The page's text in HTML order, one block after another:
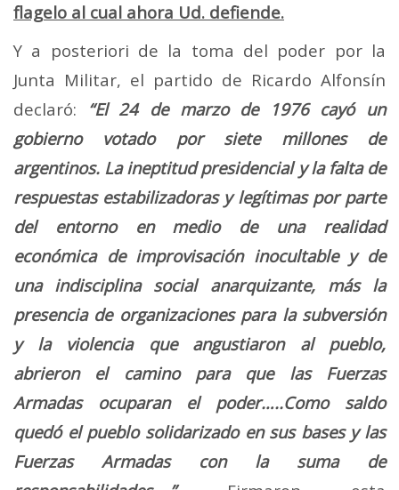
flagelo al cual ahora Ud. defiende.
Y a posteriori de la toma del poder por la
Junta Militar, el partido de Ricardo Alfonsín
declaró: “El 24 de marzo de 1976 cayó un
gobierno votado por siete millones de
argentinos. La ineptitud presidencial y la falta de
respuestas estabilizadoras y legítimas por parte
del entorno en medio de una realidad
económica de improvisación inocultable y de
una indisciplina social anarquizante, más la
presencia de organizaciones para la subversión
y la violencia que angustiaron al pueblo,
abrieron el camino para que las Fuerzas
Armadas ocuparan el poder…..Como saldo
quedó el pueblo solidarizado en sus bases y las
Fuerzas Armadas con la suma de